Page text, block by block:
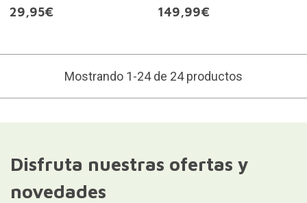
29,95€
149,99€
Mostrando 1-24 de 24 productos
Disfruta nuestras ofertas y
novedades